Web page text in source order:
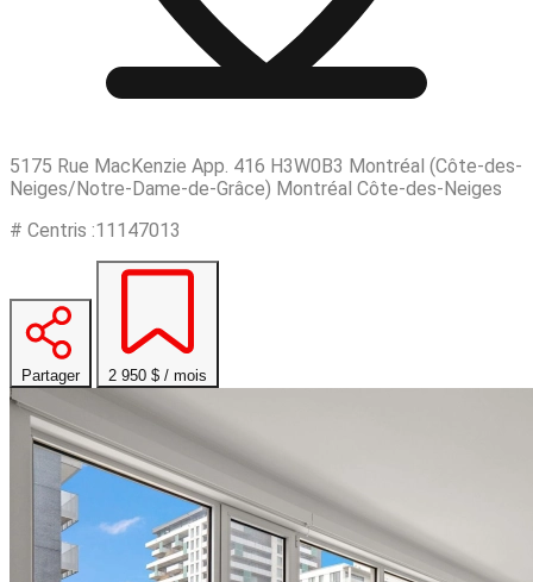
5175 Rue MacKenzie App. 416 H3W0B3 Montréal (Côte-des-
Neiges/Notre-Dame-de-Grâce) Montréal Côte-des-Neiges
# Centris :11147013
Partager 2 950 $ / mois